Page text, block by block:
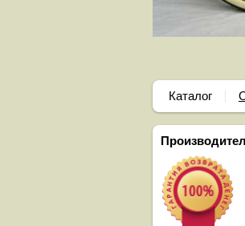
Каталог